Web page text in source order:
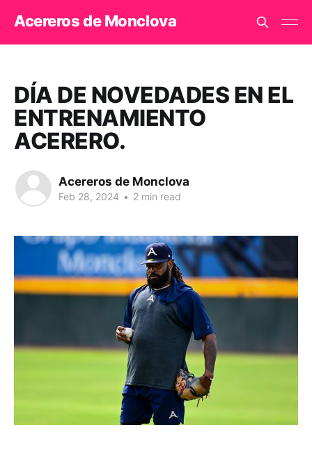
Acereros de Monclova
DÍA DE NOVEDADES EN EL
ENTRENAMIENTO
ACERERO.
Acereros de Monclova
Feb 28, 2024 • 2 min read